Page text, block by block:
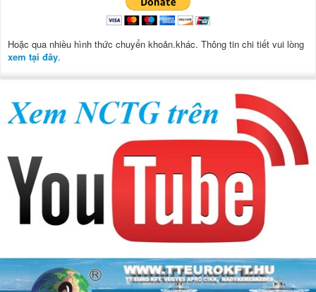
Hoặc qua nhiều hình thức chuyển khoản.khác. Thông tin chi tiết vui lòng
xem tại đây.